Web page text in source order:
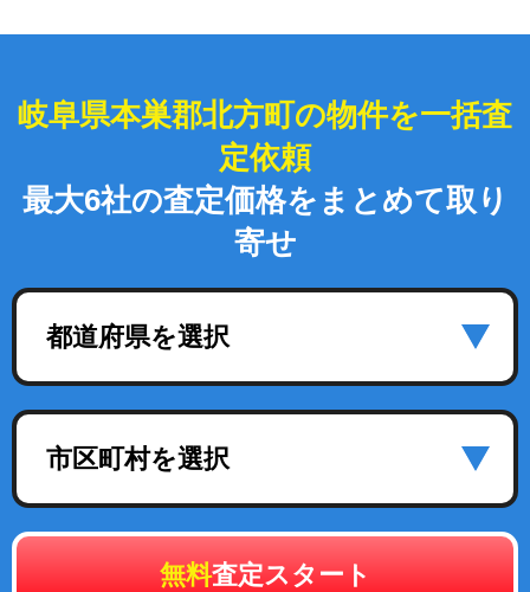
岐阜県本巣郡北方町の物件を一括査
定依頼
最大6社の査定価格をまとめて取り
寄せ
都道府県を選択
市区町村を選択
無料査定スタート